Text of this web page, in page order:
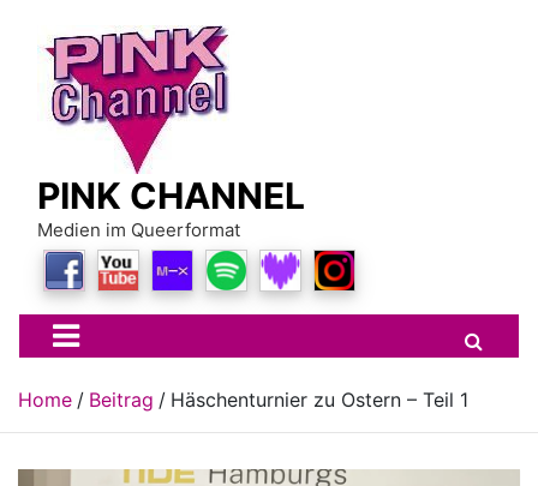
content
PINK CHANNEL
Medien im Queerformat
Home Beitrag Häschenturnier zu Ostern – Teil 1